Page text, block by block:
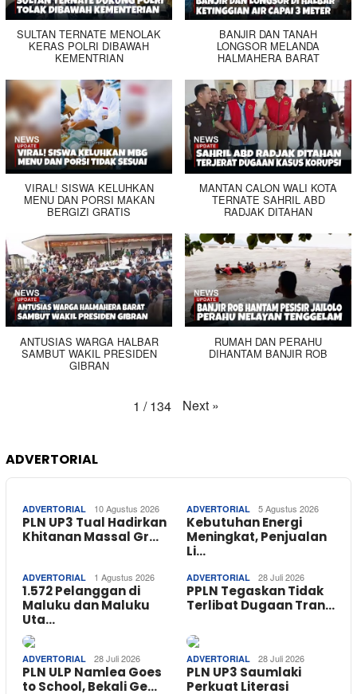
SULTAN TERNATE MENOLAK
KERAS POLRI DIBAWAH
KEMENTRIAN
BANJIR DAN TANAH
LONGSOR MELANDA
HALMAHERA BARAT
VIRAL! SISWA KELUHKAN
MENU DAN PORSI MAKAN
BERGIZI GRATIS
MANTAN CALON WALI KOTA
TERNATE SAHRIL ABD
RADJAK DITAHAN
ANTUSIAS WARGA HALBAR
SAMBUT WAKIL PRESIDEN
GIBRAN
RUMAH DAN PERAHU
DIHANTAM BANJIR ROB
1 / 134 Next »
ADVERTORIAL
ADVERTORIAL 10 Agustus 2026
PLN UP3 Tual Hadirkan
Khitanan Massal Gr…
ADVERTORIAL 5 Agustus 2026
Kebutuhan Energi
Meningkat, Penjualan
Li…
ADVERTORIAL 1 Agustus 2026
1.572 Pelanggan di
Maluku dan Maluku
Uta…
ADVERTORIAL 28 Juli 2026
PPLN Tegaskan Tidak
Terlibat Dugaan Tran…
ADVERTORIAL 28 Juli 2026
PLN ULP Namlea Goes
to School, Bekali Ge…
ADVERTORIAL 28 Juli 2026
PLN UP3 Saumlaki
Perkuat Literasi